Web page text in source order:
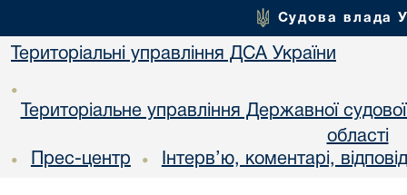
Судова влада
Територіальні управління ДСА України
•
Територіальне управління Державної
областi
• Прес-центр • Інтерв’ю, коментарі,